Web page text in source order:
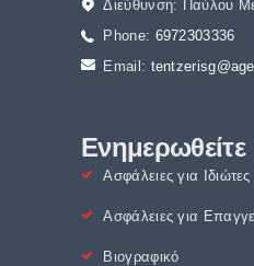
Διεύθυνση: Παύλου
Phone: 6972303336
Email:
Ενημερωθείτε
Ασφάλειες για Ιδιώτες
Ασφάλειες για
Βιογραφικό